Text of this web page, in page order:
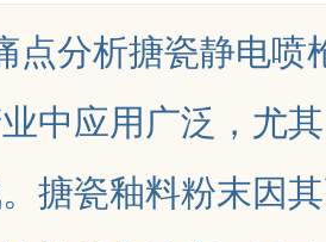
点分析搪瓷静电喷
中应用广泛，尤
搪瓷釉料粉末因